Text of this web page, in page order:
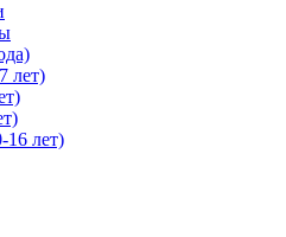
лет)
16 лет)